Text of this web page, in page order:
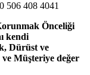
506 408 4041
Önceliği
kendi
Dürüst ve
Müşteriye değer